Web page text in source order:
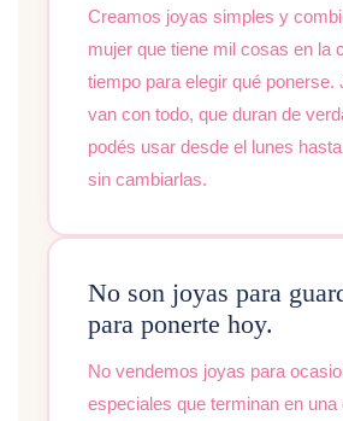
Creamos joyas simples y
mujer que tiene mil cosas en la
tiempo para elegir qué ponerse.
van con todo, que duran de
podés usar desde el lunes
sin cambiarlas.
No son joyas para
para ponerte hoy.
No vendemos joyas para
especiales que terminan en una